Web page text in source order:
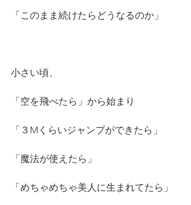
「このまま続けたらどうなるのか」
小さい頃、
「空を飛べたら」から始まり
「３Mくらいジャンプができたら」
「魔法が使えたら」
「めちゃめちゃ美人に生まれてたら」